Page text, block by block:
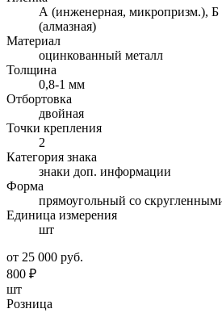
А (инженерная, микропризм.), Б
(алмазная)
Материал
оцинкованный металл
Толщина
0,8-1 мм
Отбортовка
двойная
Точки крепления
2
Категория знака
знаки доп. информации
Форма
прямоугольный со
Единица измерения
шт
от 25 000 руб.
800 ₽
шт
Розница